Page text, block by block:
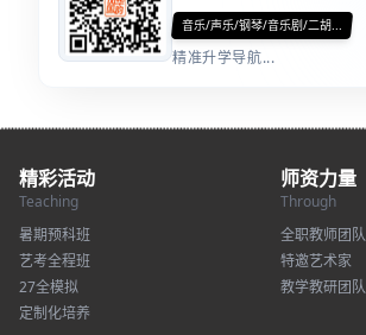
音乐/声乐/钢琴/音乐剧/二胡...
精准升学导航...
精彩活动
Teaching
暑期预科班
艺考全程班
27全模拟
定制化培养
师资力量
Through
全职教师团队
特邀艺术家
教学教研团队